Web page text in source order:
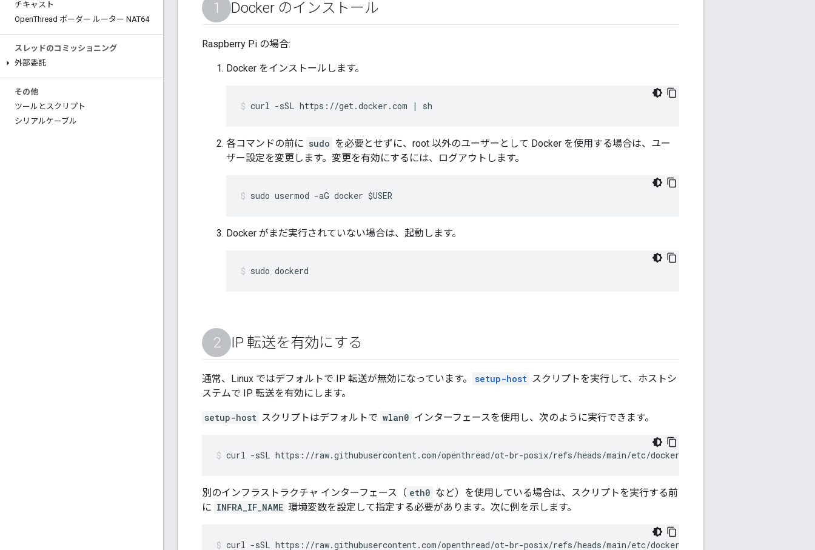
チキャスト
OpenThread ボーダー ルーター NAT64
スレッドのコミッショニング
外部委託
その他
ツールとスクリプト
シリアルケーブル
Docker のインストール
Raspberry Pi の場合:
Docker をインストールします。
curl -sSL https://get.docker.com | sh
各コマンドの前に sudo を必要とせずに、root 以外のユーザーとして Docker を使用する場合は、ユー
ザー設定を変更します。変更を有効にするには、ログアウトします。
sudo usermod -aG docker $USER
Docker がまだ実行されていない場合は、起動します。
sudo dockerd
IP 転送を有効にする
通常、Linux ではデフォルトで IP 転送が無効になっています。 setup-host スクリプトを実行して、ホストシ
ステムで IP 転送を有効にします。
setup-host スクリプトはデフォルトで wlan0 インターフェースを使用し、次のように実行できます。
curl -sSL https://raw.githubusercontent.com/openthread/ot-br-posix/refs/heads/main/etc/docker/border-router/setup-host |
別のインフラストラクチャ インターフェース（ eth0 など）を使用している場合は、スクリプトを実行する前
に INFRA_IF_NAME 環境変数を設定して指定する必要があります。次に例を示します。
curl -sSL https://raw.githubusercontent.com/openthread/ot-br-posix/refs/heads/main/etc/docker/border-router/setup-host |